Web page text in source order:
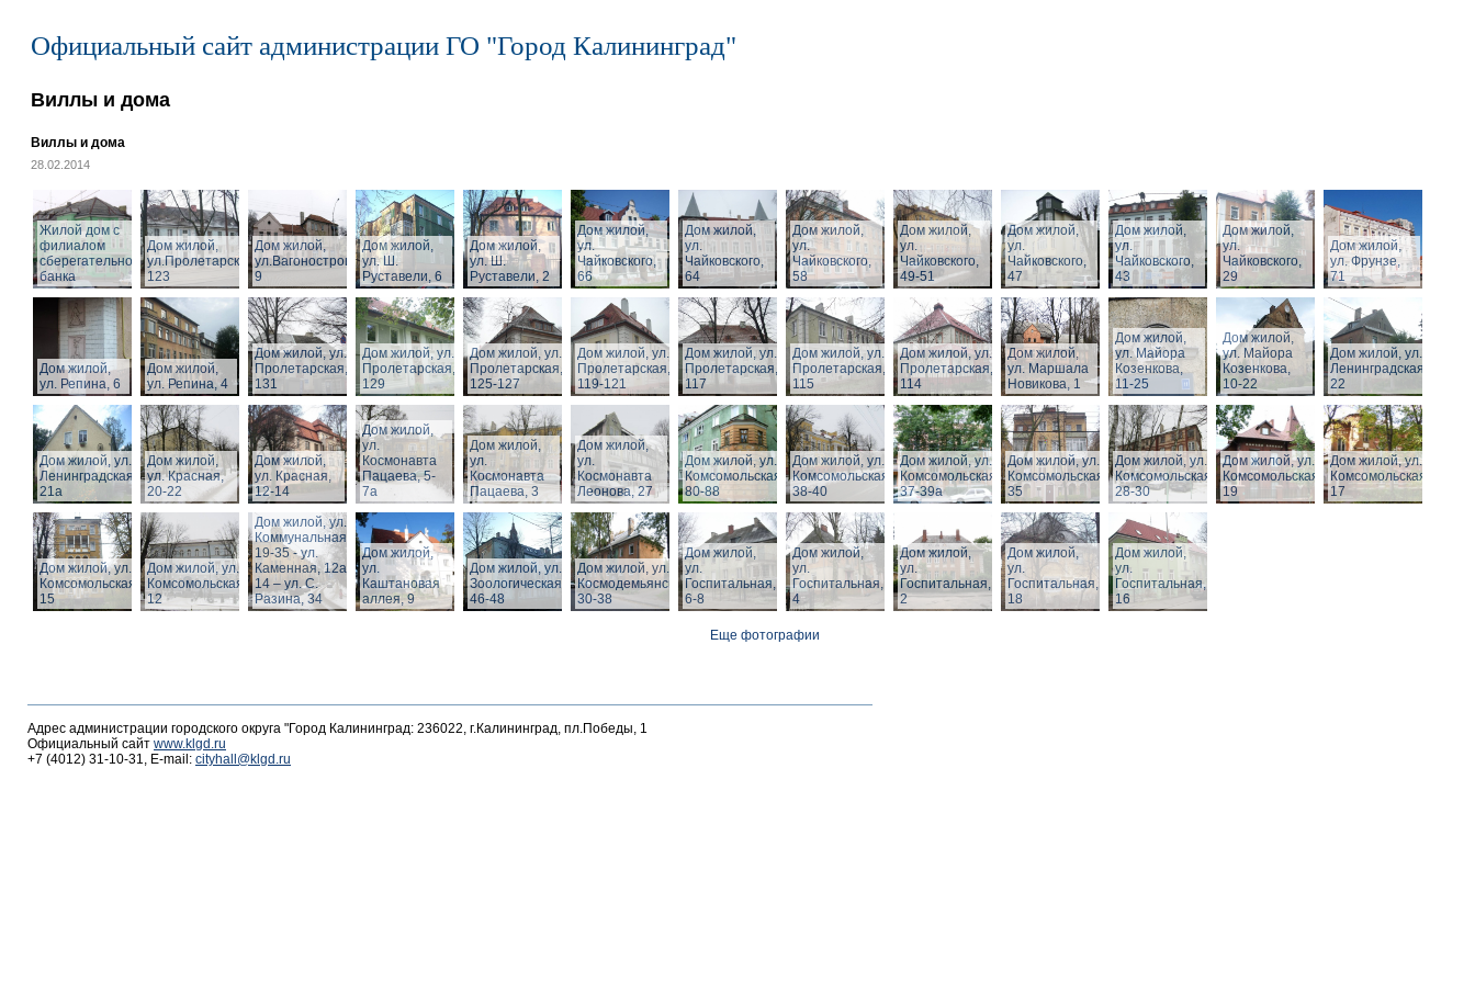
Официальный сайт администрации ГО "Город Калининград"
Виллы и дома
Виллы и дома
28.02.2014
Жилой дом с
филиалом
сберегательного
банка
Дом жилой,
ул.Пролетарская,
123
Дом жилой,
ул.Вагоностроительная,
9
Дом жилой,
ул. Ш.
Руставели, 6
Дом жилой,
ул. Ш.
Руставели, 2
Дом жилой,
ул.
Чайковского,
66
Дом жилой,
ул.
Чайковского,
64
Дом жилой,
ул.
Чайковского,
58
Дом жилой,
ул.
Чайковского,
49-51
Дом жилой,
ул.
Чайковского,
47
Дом жилой,
ул.
Чайковского,
43
Дом жилой,
ул.
Чайковского,
29
Дом жилой,
ул. Фрунзе,
71
Дом жилой,
ул. Репина, 6
Дом жилой,
ул. Репина, 4
Дом жилой, ул.
Пролетарская,
131
Дом жилой, ул.
Пролетарская,
129
Дом жилой, ул.
Пролетарская,
125-127
Дом жилой, ул.
Пролетарская,
119-121
Дом жилой, ул.
Пролетарская,
117
Дом жилой, ул.
Пролетарская,
115
Дом жилой, ул.
Пролетарская,
114
Дом жилой,
ул. Маршала
Новикова, 1
Дом жилой,
ул. Майора
Козенкова,
11-25
Дом жилой,
ул. Майора
Козенкова,
10-22
Дом жилой, ул.
Ленинградская,
22
Дом жилой, ул.
Ленинградская,
21а
Дом жилой,
ул. Красная,
20-22
Дом жилой,
ул. Красная,
12-14
Дом жилой,
ул.
Космонавта
Пацаева, 5-
7а
Дом жилой,
ул.
Космонавта
Пацаева, 3
Дом жилой,
ул.
Космонавта
Леонова, 27
Дом жилой, ул.
Комсомольская,
80-88
Дом жилой, ул.
Комсомольская,
38-40
Дом жилой, ул.
Комсомольская,
37-39а
Дом жилой, ул.
Комсомольская,
35
Дом жилой, ул.
Комсомольская,
28-30
Дом жилой, ул.
Комсомольская,
19
Дом жилой, ул.
Комсомольская,
17
Дом жилой, ул.
Комсомольская,
15
Дом жилой, ул.
Комсомольская,
12
Дом жилой, ул.
Коммунальная,
19-35 - ул.
Каменная, 12а,
14 – ул. С.
Разина, 34
Дом жилой,
ул.
Каштановая
аллея, 9
Дом жилой, ул.
Зоологическая,
46-48
Дом жилой, ул. З.
Космодемьянской
30-38
Дом жилой,
ул.
Госпитальная,
6-8
Дом жилой,
ул.
Госпитальная,
4
Дом жилой,
ул.
Госпитальная,
2
Дом жилой,
ул.
Госпитальная,
18
Дом жилой,
ул.
Госпитальная,
16
Еще фотографии
Адрес администрации городского округа "Город Калининград: 236022, г.Калининград, пл.Победы, 1
Официальный сайт www.klgd.ru
+7 (4012) 31-10-31, E-mail: cityhall@klgd.ru